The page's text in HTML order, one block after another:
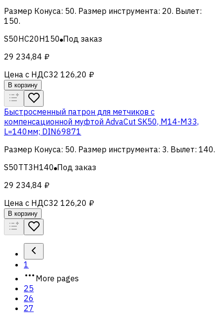
Размер Конуса: 50. Размер инструмента: 20. Вылет:
150.
S50HC20H150 Под заказ
29 234,84 ₽
Цена с НДС32 126,20 ₽
В корзину
Быстросменный патрон для метчиков с
компенсационной муфтой AdvaCut SK50, M14-M33,
L=140мм; DIN69871
Размер Конуса: 50. Размер инструмента: 3. Вылет: 140.
S50TT3H140 Под заказ
29 234,84 ₽
Цена с НДС32 126,20 ₽
В корзину
1
More pages
25
26
27